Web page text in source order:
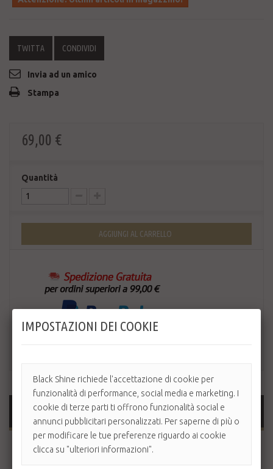
TWITTA CONDIVIDI
Invia ad un amico
Stampa
69,00 €
Quantità
AGGIUNGI AL CARRELLO
MAGGIORI INFORMAZIONI
Lo sterilizzatore Aurore Pro 401 è indicato per diversi
IMPOSTAZIONI DEI COOKIE
Black Shine richiede l'accettazione di cookie per
funzionalità di performance, social media e marketing. I
cookie di terze parti ti offrono funzionalità social e
annunci pubblicitari personalizzati. Per saperne di più o
per modificare le tue preferenze riguardo ai cookie
clicca su "ulteriori informazioni".